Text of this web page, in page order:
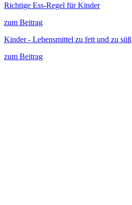
Richtige Ess-Regel für Kinder
zum Beitrag
Kinder - Lebensmittel zu fett und zu süß
zum Beitrag